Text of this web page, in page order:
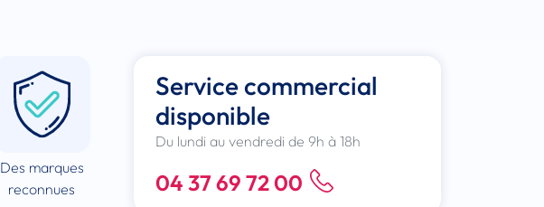
Des marques
reconnues
Service commercial
disponible
Du lundi au vendredi de 9h à 18h
04 37 69 72 00